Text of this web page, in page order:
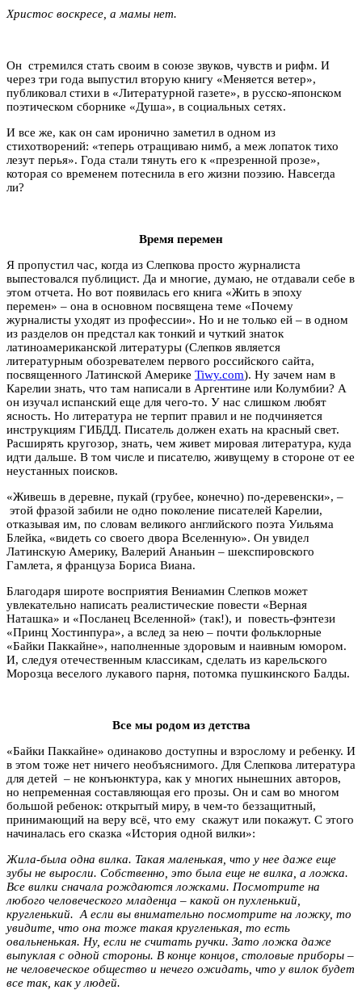
Христос воскресе, а мамы нет.
Он стремился стать своим в союзе звуков, чувств и рифм. И
через три года выпустил вторую книгу «Меняется ветер»,
публиковал стихи в «Литературной газете», в русско-японском
поэтическом сборнике «Душа», в социальных сетях.
И все же, как он сам иронично заметил в одном из
стихотворений: «теперь отращиваю нимб, а меж лопаток тихо
лезут перья». Года стали тянуть его к «презренной прозе»,
которая со временем потеснила в его жизни поэзию. Навсегда
ли?
Время перемен
Я пропустил час, когда из Слепкова просто журналиста
выпестовался публицист. Да и многие, думаю, не отдавали себе в
этом отчета. Но вот появилась его книга «Жить в эпоху
перемен» – она в основном посвящена теме «Почему
журналисты уходят из профессии». Но и не только ей – в одном
из разделов он предстал как тонкий и чуткий знаток
латиноамериканской литературы (Слепков является
литературным обозревателем первого российского сайта,
посвященного Латинской Америке Tiwy.com). Ну зачем нам в
Карелии знать, что там написали в Аргентине или Колумбии? А
он изучал испанский еще для чего-то. У нас слишком любят
ясность. Но литература не терпит правил и не подчиняется
инструкциям ГИБДД. Писатель должен ехать на красный свет.
Расширять кругозор, знать, чем живет мировая литература, куда
идти дальше. В том числе и писателю, живущему в стороне от ее
неустанных поисков.
«Живешь в деревне, пукай (грубее, конечно) по-деревенски», –
этой фразой забили не одно поколение писателей Карелии,
отказывая им, по словам великого английского поэта Уильяма
Блейка, «видеть со своего двора Вселенную». Он увидел
Латинскую Америку, Валерий Ананьин – шекспировского
Гамлета, я француза Бориса Виана.
Благодаря широте восприятия Вениамин Слепков может
увлекательно написать реалистические повести «Верная
Наташка» и «Посланец Вселенной» (так!), и повесть-фэнтези
«Принц Хостинпура», а вслед за нею – почти фольклорные
«Байки Паккайне», наполненные здоровым и наивным юмором.
И, следуя отечественным классикам, сделать из карельского
Морозца веселого лукавого парня, потомка пушкинского Балды.
Все мы родом из детства
«Байки Паккайне» одинаково доступны и взрослому и ребенку. И
в этом тоже нет ничего необъяснимого. Для Слепкова литература
для детей – не конъюнктура, как у многих нынешних авторов,
но непременная составляющая его прозы. Он и сам во многом
большой ребенок: открытый миру, в чем-то беззащитный,
принимающий на веру всё, что ему скажут или покажут. С этого
начиналась его сказка «История одной вилки»:
Жила-была одна вилка. Такая маленькая, что у нее даже еще
зубы не выросли. Собственно, это была еще не вилка, а ложка.
Все вилки сначала рождаются ложками. Посмотрите на
любого человеческого младенца – какой он пухленький,
кругленький. А если вы внимательно посмотрите на ложку, то
увидите, что она тоже такая кругленькая, то есть
овальненькая. Ну, если не считать ручки. Зато ложка даже
выпуклая с одной стороны. В конце концов, столовые приборы –
не человеческое общество и нечего ожидать, что у вилок будет
все так, как у людей.